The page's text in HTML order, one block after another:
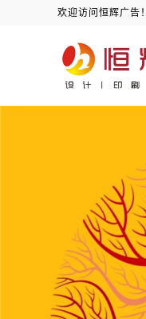
欢迎访问恒辉广告！